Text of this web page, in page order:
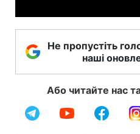
Не пропустіть
наші
Або читайте нас